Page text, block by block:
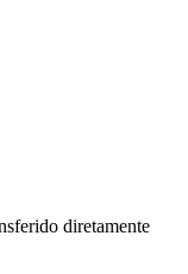
diretamente